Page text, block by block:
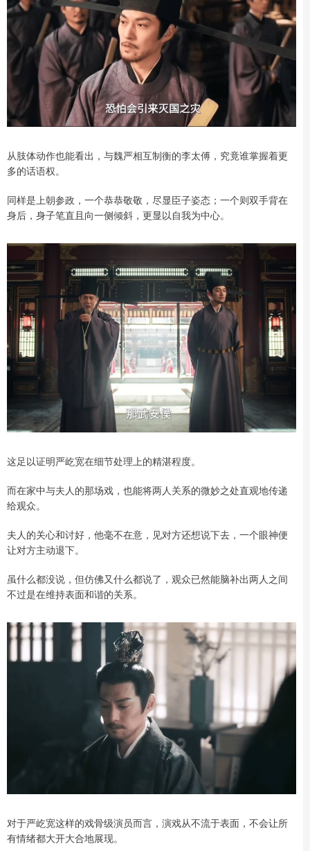
从肢体动作也能看出，与魏严相互制衡的李太傅，究竟谁掌握着更
多的话语权。
同样是上朝参政，一个恭恭敬敬，尽显臣子姿态；一个则双手背在
身后，身子笔直且向一侧倾斜，更显以自我为中心。
这足以证明严屹宽在细节处理上的精湛程度。
而在家中与夫人的那场戏，也能将两人关系的微妙之处直观地传递
给观众。
夫人的关心和讨好，他毫不在意，见对方还想说下去，一个眼神便
让对方主动退下。
虽什么都没说，但仿佛又什么都说了，观众已然能脑补出两人之间
不过是在维持表面和谐的关系。
对于严屹宽这样的戏骨级演员而言，演戏从不流于表面，不会让所
有情绪都大开大合地展现。